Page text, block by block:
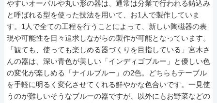
やすいオーバルや丸い形の器は、通常は分業で行われる鋳込み
と呼ばれる型を使った技法を用いて、お1人で製作していま
す。1人で全ての工程を行うことによって、新しい陶磁器の表
現や可能性を日々追求しながらの製作が可能となっています。
「観ても、使っても楽しめる器づくりを目指している」宮木さ
んの器は、深い青色が美しい「インディゴブルー」と優しい色
の変化が楽しめる「ナイルブルー」の2色。どちらもテーブル
を手軽に明るく変化させてくれる鮮やかな色合いです。一見使
うのが難しいそうなブルーの器ですが、以外にもお野菜などの